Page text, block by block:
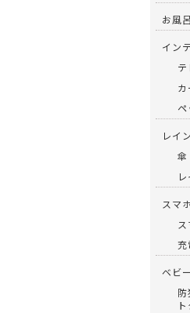
お風
イン
カ
レイ
傘
スマ
充
ベビ